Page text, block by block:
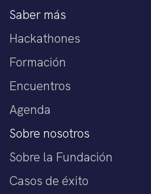
Saber más
Hackathones
Formación
Encuentros
Agenda
Sobre nosotros
Sobre la Fundación
Casos de éxito